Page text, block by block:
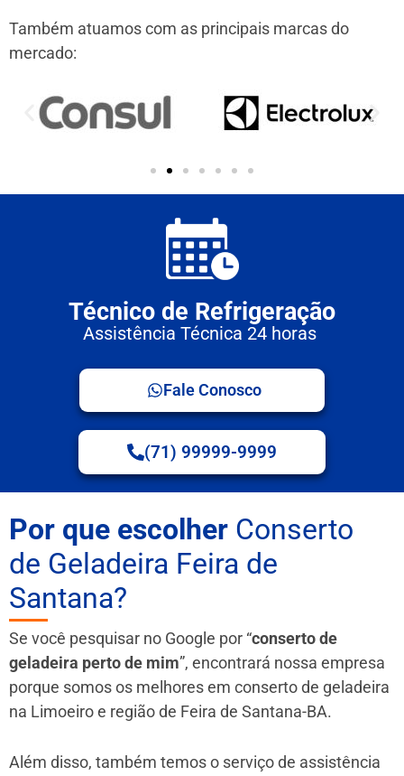
Também atuamos com as principais marcas do
mercado:
Técnico de Refrigeração
Assistência Técnica 24 horas
Fale Conosco
(71) 99999-9999
Por que escolher Conserto
de Geladeira Feira de
Santana?
Se você pesquisar no Google por “conserto de
geladeira perto de mim”, encontrará nossa empresa
porque somos os melhores em conserto de geladeira
na Limoeiro e região de Feira de Santana-BA.
Além disso, também temos o serviço de assistência